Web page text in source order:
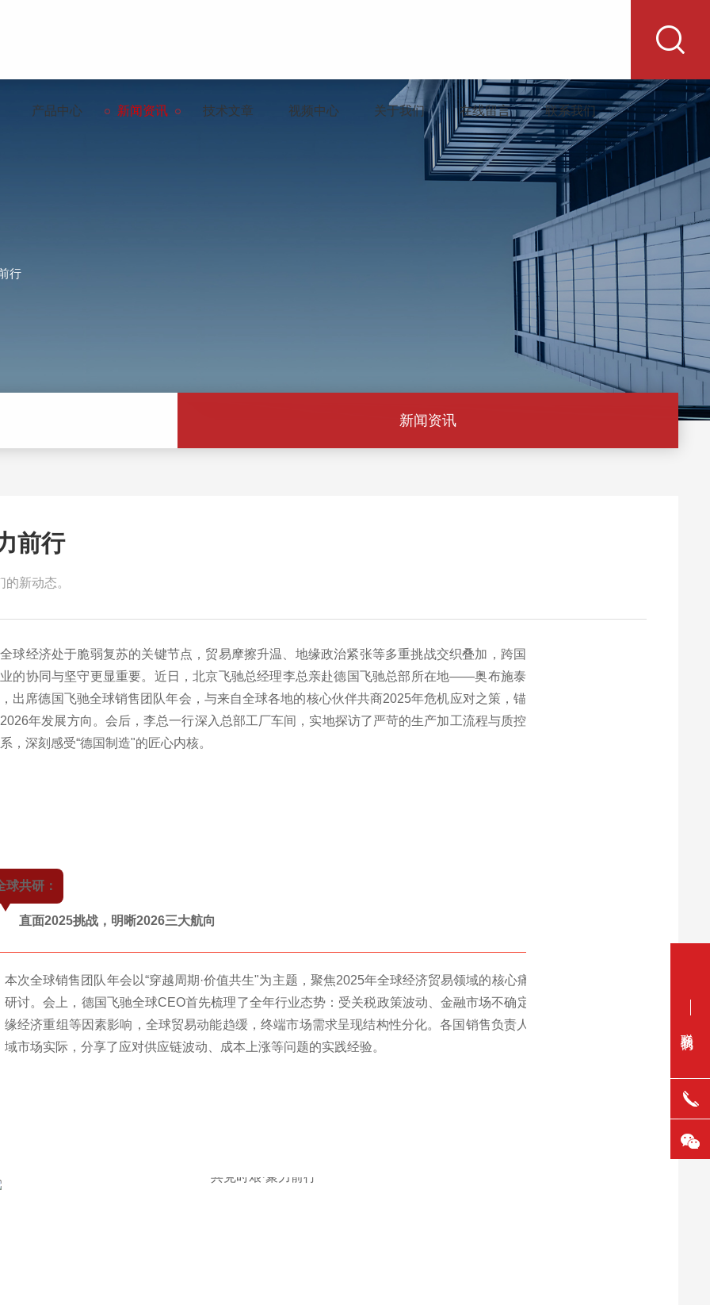
产品中心 新闻资讯 技术文章 视频中心 关于我们 在线留言 联系我们
行
新闻资讯
前行
新动态。
球经济处于脆弱复苏的关键节点，贸易摩擦升温、地缘政治紧张等多重挑战交织叠加，跨国
的协同与坚守更显重要。近日，北京飞驰总经理李总亲赴德国飞驰总部所在地——奥布施泰
出席德国飞驰全球销售团队年会，与来自全球各地的核心伙伴共商2025年危机应对之策，锚
年发展方向。会后，李总一行深入总部工厂车间，实地探访了严苛的生产加工流程与质控
，深刻感受“德国制造"的匠心内核。
球共研：
直面2025挑战，明晰2026三大航向
本次全球销售团队年会以“穿越周期·价值共生"为主题，聚焦2025年全球经济贸易领域的核心痛点展开深度
研讨。会上，德国飞驰全球CEO首先梳理了全年行业态势：受关税政策波动、金融市场不确定性加剧及地
缘经济重组等因素影响，全球贸易动能趋缓，终端市场需求呈现结构性分化。各国销售负责人纷纷结合区
域市场实际，分享了应对供应链波动、成本上涨等问题的实践经验。